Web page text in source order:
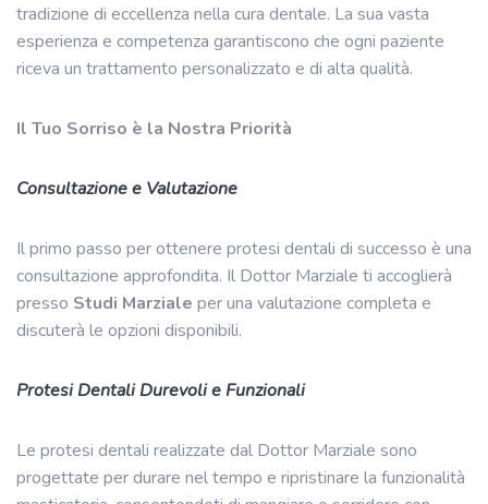
tradizione di eccellenza nella cura dentale. La sua vasta
esperienza e competenza garantiscono che ogni paziente
riceva un trattamento personalizzato e di alta qualità.
Il Tuo Sorriso è la Nostra Priorità
Consultazione e Valutazione
Il primo passo per ottenere protesi dentali di successo è una
consultazione approfondita. Il Dottor Marziale ti accoglierà
presso Studi Marziale per una valutazione completa e
discuterà le opzioni disponibili.
Protesi Dentali Durevoli e Funzionali
Le protesi dentali realizzate dal Dottor Marziale sono
progettate per durare nel tempo e ripristinare la funzionalità